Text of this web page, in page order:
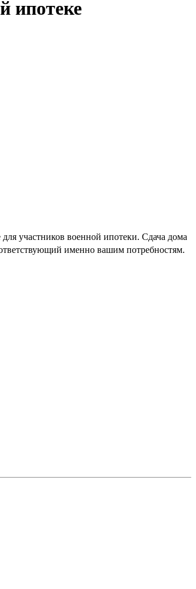
ипотеке
участников военной ипотеки. Сдача дома
именно вашим потребностям.